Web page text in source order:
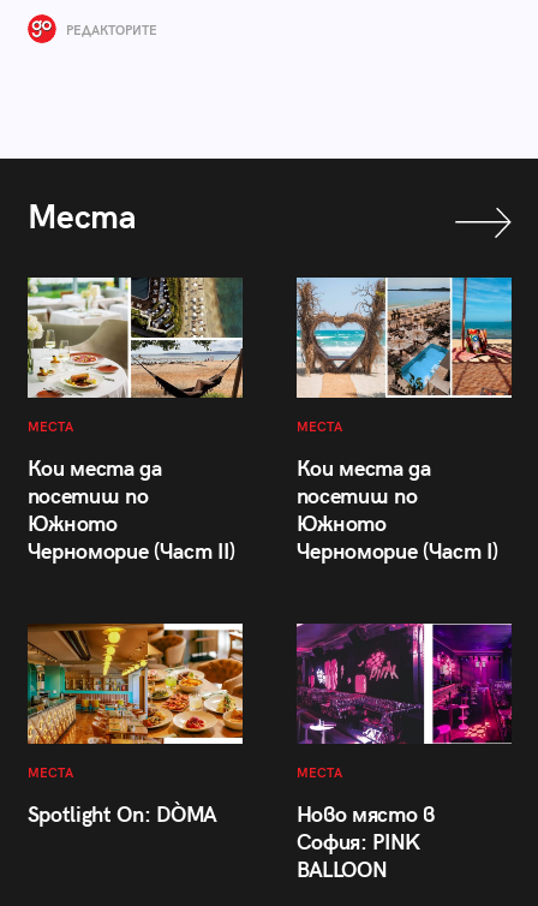
РЕДАКТОРИТЕ
Места
МЕСТА
Кои места да
посетиш по
Южното
Черноморие (Част II)
МЕСТА
Кои места да
посетиш по
Южното
Черноморие (Част I)
МЕСТА
Spotlight On: DÒMA
МЕСТА
Ново място в
София: PINK
BALLOON